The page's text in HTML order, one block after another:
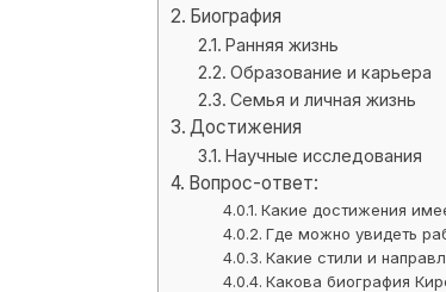
Биография
Ранняя жизнь
Образование и карьера
Семья и личная жизнь
Достижения
Научные исследования
Вопрос-ответ:
Какие достижения
Где можно увидеть
Какие стили и
Какова биография